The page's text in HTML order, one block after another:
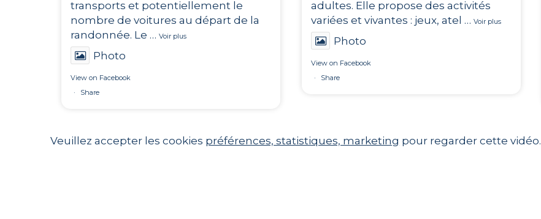
adultes. Elle propose des activités
variées et vivantes : jeux, atel … Voir plus
Photo
View on Facebook
·
Share
transports et potentiellement le
nombre de voitures au départ de la
randonnée. Le … Voir plus
Photo
View on Facebook
·
Share
Veuillez accepter les cookies préférences, statistiques, marketing pour regarder cette vidéo.